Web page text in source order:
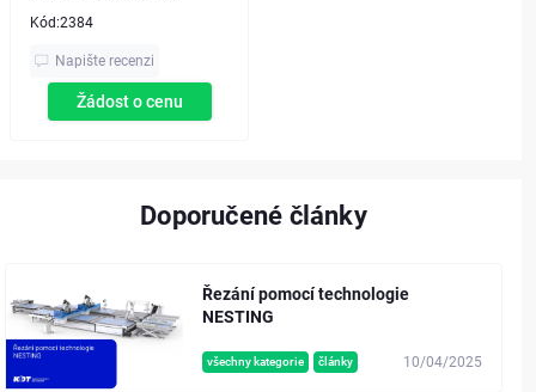
Kód:2384
Napište recenzi
Žádost o cenu
Doporučené články
všechny kategorie články 10/04/2025
Řezání pomocí technologie
NESTING